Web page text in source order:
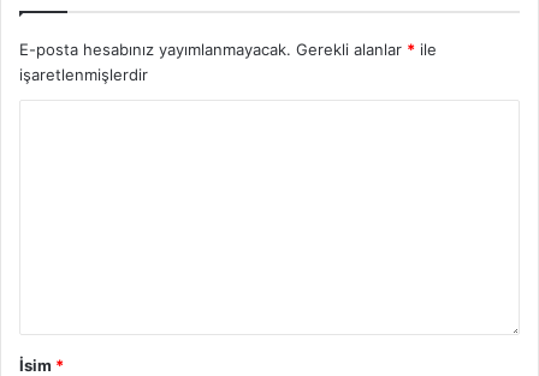
E-posta hesabınız yayımlanmayacak. Gerekli alanlar * ile
işaretlenmişlerdir
İsim *